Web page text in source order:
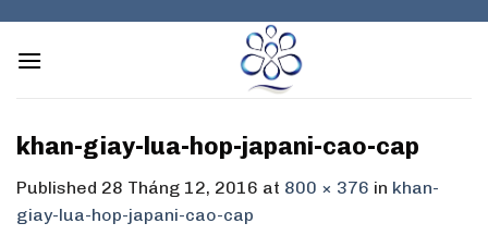
content
khan-giay-lua-hop-japani-cao-cap
Published 28 Tháng 12, 2016 at 800 × 376 in khan-
giay-lua-hop-japani-cao-cap